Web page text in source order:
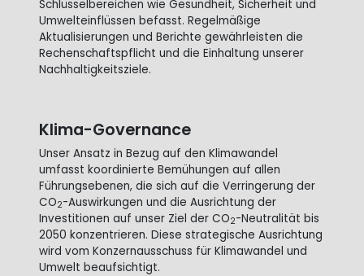
Schlüsselbereichen wie Gesundheit, Sicherheit und
Umwelteinflüssen befasst. Regelmäßige
Aktualisierungen und Berichte gewährleisten die
Rechenschaftspflicht und die Einhaltung unserer
Nachhaltigkeitsziele.
Klima-Governance
Unser Ansatz in Bezug auf den Klimawandel
umfasst koordinierte Bemühungen auf allen
Führungsebenen, die sich auf die Verringerung der
CO2-Auswirkungen und die Ausrichtung der
Investitionen auf unser Ziel der CO2-Neutralität bis
2050 konzentrieren. Diese strategische Ausrichtung
wird vom Konzernausschuss für Klimawandel und
Umwelt beaufsichtigt.